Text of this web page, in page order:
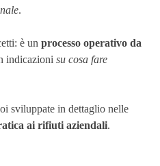
.
è un processo operativo da
indicazioni su cosa fare
sviluppate in dettaglio nelle
ai rifiuti aziendali.